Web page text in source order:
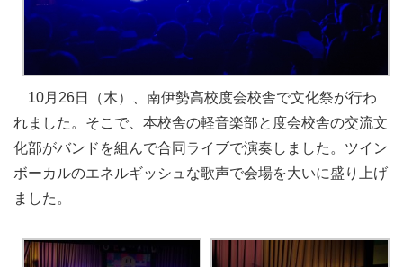
10月26日（木）、南伊勢高校度会校舎で文化祭が行わ
れました。そこで、本校舎の軽音楽部と度会校舎の交流文
化部がバンドを組んで合同ライブで演奏しました。ツイン
ボーカルのエネルギッシュな歌声で会場を大いに盛り上げ
ました。